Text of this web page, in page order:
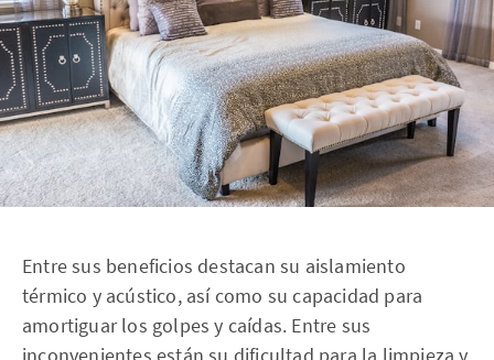
Entre sus beneficios destacan su aislamiento
térmico y acústico, así como su capacidad para
amortiguar los golpes y caídas. Entre sus